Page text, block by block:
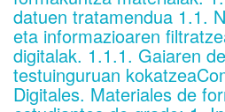
datuen tratamendua 1.1.
eta informazioaren
digitalak. 1.1.1. Gaiaren
testuinguruan
Digitales. Materiales de